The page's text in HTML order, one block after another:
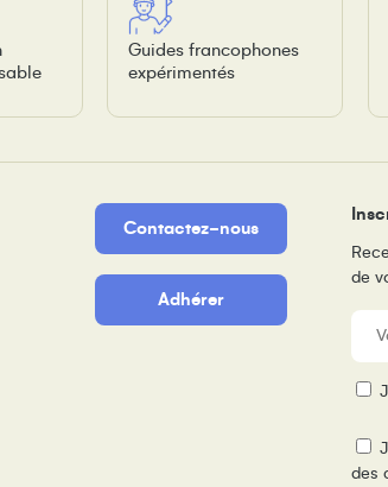
Guides francophones
expérimentés
Contactez-nous
Adhérer
de
E-
mail
de
des